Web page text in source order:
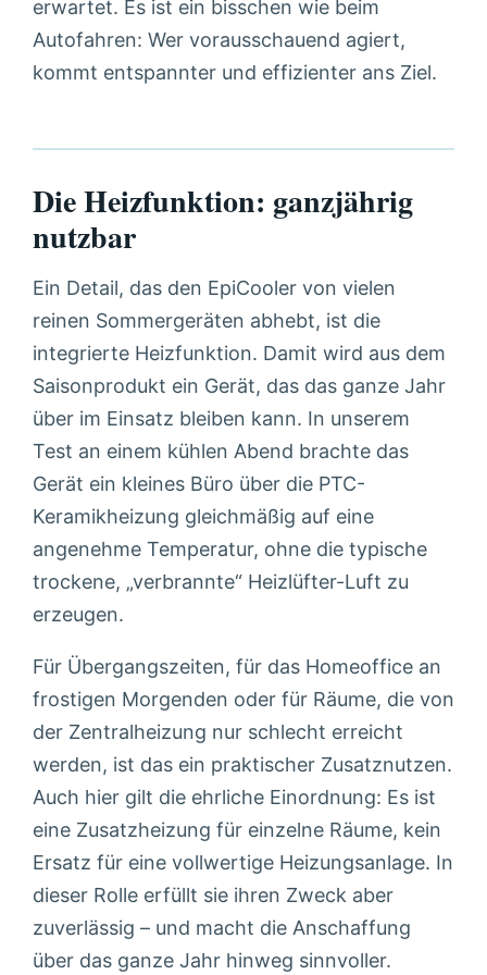
erwartet. Es ist ein bisschen wie beim
Autofahren: Wer vorausschauend agiert,
kommt entspannter und effizienter ans Ziel.
Die Heizfunktion: ganzjährig
nutzbar
Ein Detail, das den EpiCooler von vielen
reinen Sommergeräten abhebt, ist die
integrierte Heizfunktion. Damit wird aus dem
Saisonprodukt ein Gerät, das das ganze Jahr
über im Einsatz bleiben kann. In unserem
Test an einem kühlen Abend brachte das
Gerät ein kleines Büro über die PTC-
Keramikheizung gleichmäßig auf eine
angenehme Temperatur, ohne die typische
trockene, „verbrannte“ Heizlüfter-Luft zu
erzeugen.
Für Übergangszeiten, für das Homeoffice an
frostigen Morgenden oder für Räume, die von
der Zentralheizung nur schlecht erreicht
werden, ist das ein praktischer Zusatznutzen.
Auch hier gilt die ehrliche Einordnung: Es ist
eine Zusatzheizung für einzelne Räume, kein
Ersatz für eine vollwertige Heizungsanlage. In
dieser Rolle erfüllt sie ihren Zweck aber
zuverlässig – und macht die Anschaffung
über das ganze Jahr hinweg sinnvoller.